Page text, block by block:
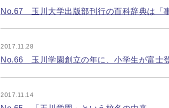
No.67 玉川大学出版部刊行の百科辞典は「
2017.11.28
No.66 玉川学園創立の年に、小学生が富士
2017.11.14